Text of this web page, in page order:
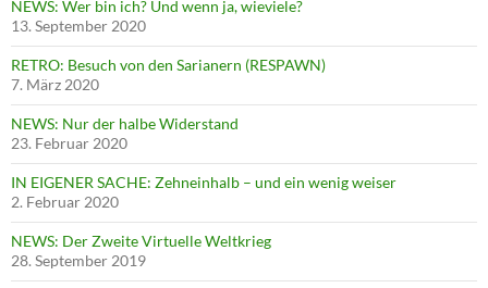
NEWS: Wer bin ich? Und wenn ja, wieviele?
13. September 2020
RETRO: Besuch von den Sarianern (RESPAWN)
7. März 2020
NEWS: Nur der halbe Widerstand
23. Februar 2020
IN EIGENER SACHE: Zehneinhalb – und ein wenig weiser
2. Februar 2020
NEWS: Der Zweite Virtuelle Weltkrieg
28. September 2019